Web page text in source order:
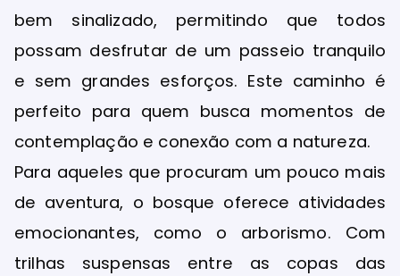
bem sinalizado, permitindo que todos
possam desfrutar de um passeio tranquilo
e sem grandes esforços. Este caminho é
perfeito para quem busca momentos de
contemplação e conexão com a natureza.
Para aqueles que procuram um pouco mais
de aventura, o bosque oferece atividades
emocionantes, como o arborismo. Com
trilhas suspensas entre as copas das